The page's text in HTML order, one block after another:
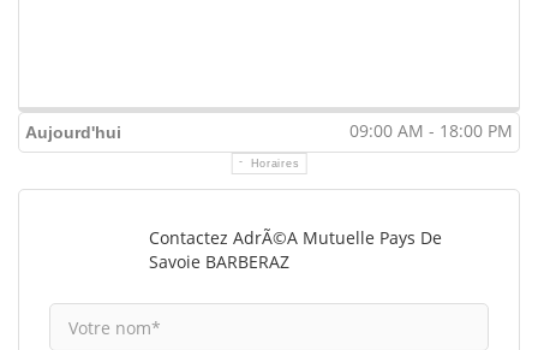
Aujourd'hui 09:00 AM - 18:00 PM
Horaires
Contactez AdrÃ©a Mutuelle Pays De
Savoie BARBERAZ